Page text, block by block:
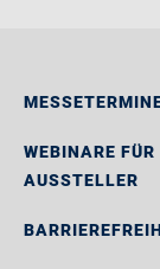
WEBINARE FÜR
AUSSTELLER